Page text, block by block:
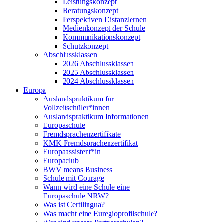
Leistungskonzept
Beratungskonzept
Perspektiven Distanzlernen
Medienkonzept der Schule
Kommunikationskonzept
Schutzkonzept
Abschlussklassen
2026 Abschlussklassen
2025 Abschlussklassen
2024 Abschlussklassen
Europa
Auslandspraktikum für
Vollzeitschüler*innen
Auslandspraktikum Informationen
Europaschule
Fremdsprachenzertifikate
KMK Fremdsprachenzertifikat
Europaassistent*in
Europaclub
BWV means Business
Schule mit Courage
Wann wird eine Schule eine
Europaschule NRW?
Was ist Certilingua?
Was macht eine Euregioprofilschule?